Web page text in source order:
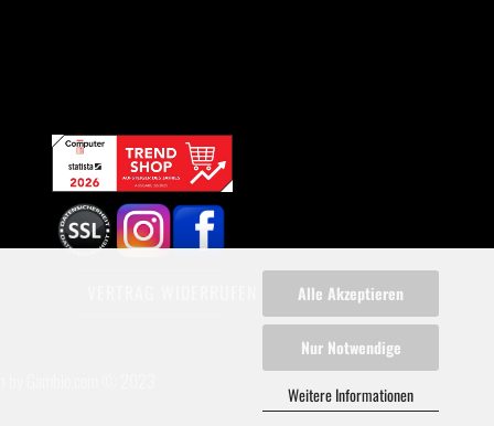
Alle Akzeptieren
Nur Notwendige
Weitere Informationen